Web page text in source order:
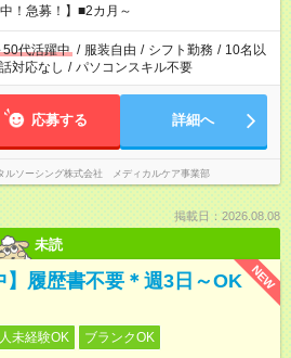
もう1つのお仕事の勤務時間の合計が 週40
！急募！】■2カ月～
50代活躍中 / 服装自由 / シフト勤務 / 10名以
対応なし / パソコンスキル不要
応募する 詳細へ
ルソーシング株式会社 メディカルケア事業部
掲載日：2026.08.08
未読
NEW
】履歴書不要＊週3日～OK
未経験OK
ブランクOK